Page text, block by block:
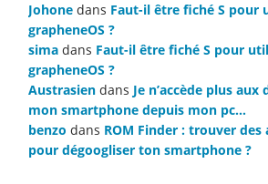
Johone dans Faut-il être fiché S pour
grapheneOS ?
sima dans Faut-il être fiché S pour
grapheneOS ?
Austrasien dans Je n’accède plus aux
mon smartphone depuis mon pc…
benzo dans ROM Finder : trouver
pour dégoogliser ton smartphone ?